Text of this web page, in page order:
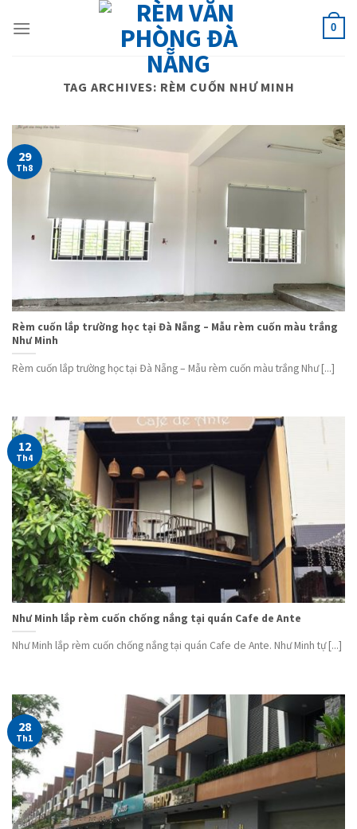
0
TAG ARCHIVES: RÈM CUỐN NHƯ MINH
Rèm cuốn lắp trường học tại Đà Nẵng – Mẫu rèm cuốn màu trắng
Như Minh
Rèm cuốn lắp trường học tại Đà Nẵng – Mẫu rèm cuốn màu trắng Như [...]
29
Th8
Như Minh lắp rèm cuốn chống nắng tại quán Cafe de Ante
Như Minh lắp rèm cuốn chống nắng tại quán Cafe de Ante. Như Minh tự [...]
12
Th4
28
Th1